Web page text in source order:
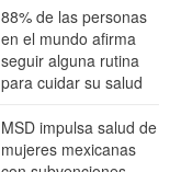
88% de las personas
en el mundo afirma
seguir alguna rutina
para cuidar su salud
MSD impulsa salud de
mujeres mexicanas